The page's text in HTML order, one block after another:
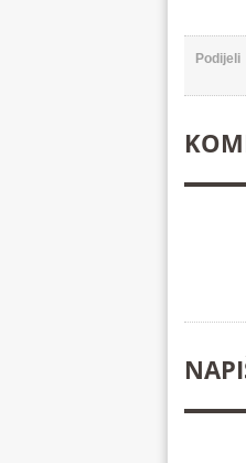
Podijeli